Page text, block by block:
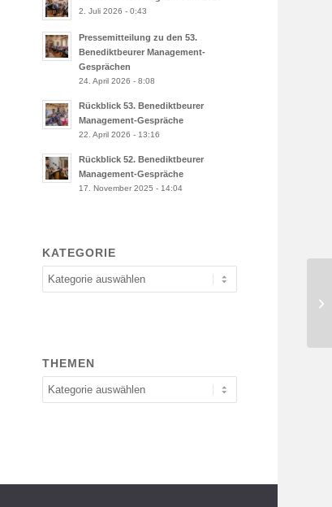
2. Juli 2026 - 0:43
Pressemitteilung zu den 53.
Benediktbeurer Management-
Gesprächen
24. April 2026 - 8:08
Rückblick 53. Benediktbeurer
Management-Gespräche
22. April 2026 - 13:16
Rückblick 52. Benediktbeurer
Management-Gespräche
17. November 2025 - 14:04
KATEGORIE
Kategorie
THEMEN
Themen